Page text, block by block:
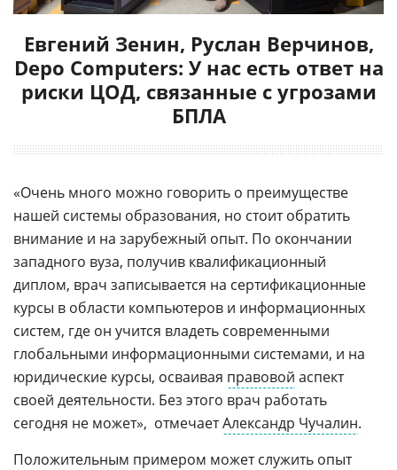
Евгений Зенин, Руслан Верчинов,
Depo Computers: У нас есть ответ на
риски ЦОД, связанные с угрозами
БПЛА
«Очень много можно говорить о преимуществе
нашей системы образования, но стоит обратить
внимание и на зарубежный опыт. По окончании
западного вуза, получив квалификационный
диплом, врач записывается на сертификационные
курсы в области компьютеров и информационных
систем, где он учится владеть современными
глобальными информационными системами, и на
юридические курсы, осваивая правовой аспект
своей деятельности. Без этого врач работать
сегодня не может»,  отмечаетАлександр Чучалин.
Положительным примером может служить опыт